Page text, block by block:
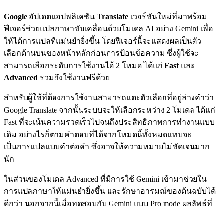
Google อัปเดตแอปพลิเคชัน Translate เวอร์ชันใหม่ที่มาพร้อม
ฟีเจอร์ช่วยแปลภาษาขับเคลื่อนด้วยโมเดล AI อย่าง Gemini เพื่อ
ให้ได้การแปลที่แม่นยำยิ่งขึ้น โดยฟีเจอร์นี้จะแสดงผลเป็นตัว
เลือกด้านบนของหน้าหลักก่อนการป้อนข้อความ ซึ่งผู้ใช้จะ
สามารถเลือกระดับการใช้งานได้ 2 โหมด ได้แก่ Fast และ
Advanced รวมถึงใช้งานฟรีด้วย
สำหรับผู้ใช้ที่ต้องการใช้งานสามารถแตะตัวเลือกที่อยู่ล่างคำว่า
Google Translate จากนั้นระบบจะให้เลือกระหว่าง 2 โมเดล ได้แก่
Fast ที่จะเน้นความรวดเร็วไปจนถึงประสิทธิภาพการทำงานแบบ
เดิม อย่างไรก็ตามคำตอบที่ได้จากโหมดนี้ทั้งหมดแทบจะ
เป็นการแปลแบบคำต่อคำ ซึ่งอาจให้ความหมายไม่ชัดเจนมาก
นัก
ในส่วนของโมเดล Advanced ที่มีการใช้ Gemini เข้ามาช่วยใน
การแปลภาษาให้แม่นยำยิ่งขึ้น และรักษาอารมณ์ของต้นฉบับได้
ดีกว่า นอกจากนี้เมื่อทดสอบกับ Gemini แบบ Pro mode ผลลัพธ์ที่